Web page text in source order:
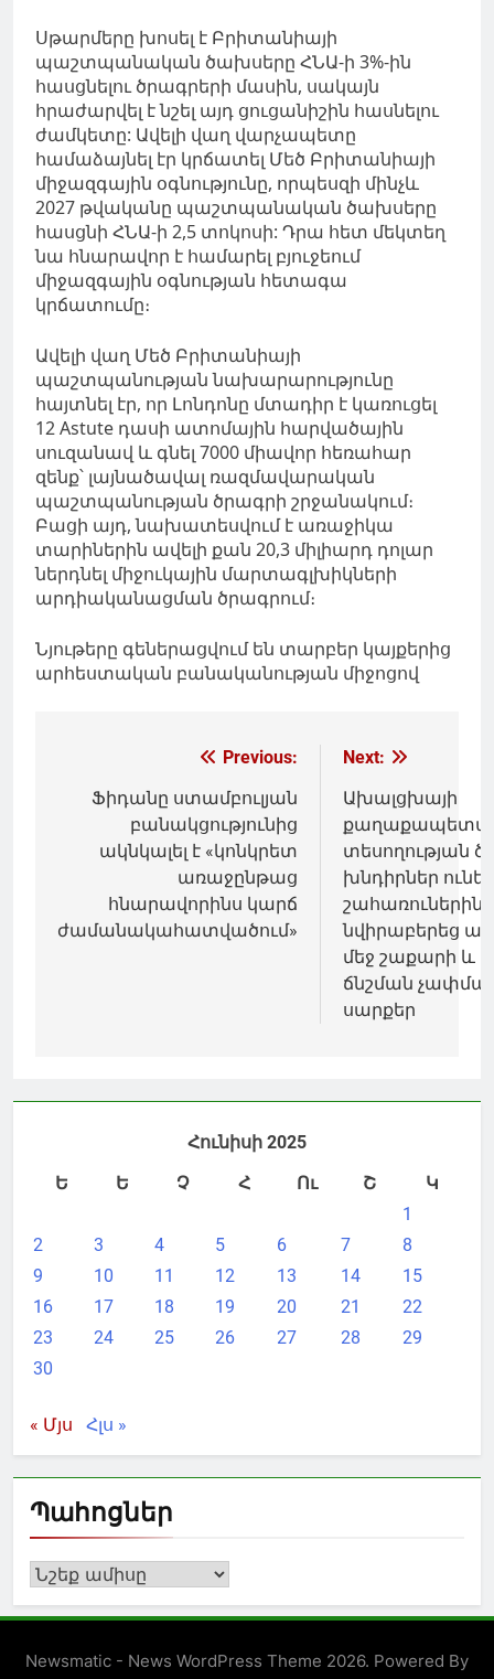
Սթարմերը խոսել է Բրիտանիայի
պաշտպանական ծախսերը ՀՆԱ-ի 3%-ին
հասցնելու ծրագրերի մասին, սակայն
հրաժարվել է նշել այդ ցուցանիշին հասնելու
ժամկետը: Ավելի վաղ վարչապետը
համաձայնել էր կրճատել Մեծ Բրիտանիայի
միջազգային օգնությունը, որպեսզի մինչև
2027 թվականը պաշտպանական ծախսերը
հասցնի ՀՆԱ-ի 2,5 տոկոսի: Դրա հետ մեկտեղ
նա հնարավոր է համարել բյուջեում
միջազգային օգնության հետագա
կրճատումը։
Ավելի վաղ Մեծ Բրիտանիայի
պաշտպանության նախարարությունը
հայտնել էր, որ Լոնդոնը մտադիր է կառուցել
12 Astute դասի ատոմային հարվածային
սուզանավ և գնել 7000 միավոր հեռահար
զենք՝ լայնածավալ ռազմավարական
պաշտպանության ծրագրի շրջանակում։
Բացի այդ, նախատեսվում է առաջիկա
տարիներին ավելի քան 20,3 միլիարդ դոլար
ներդնել միջուկային մարտագլխիկների
արդիականացման ծրագրում։
Նյութերը գեներացվում են տարբեր կայքերից
արհեստական բանականության միջոցով
Գրառումների
նավարկումը
Previous:
Ֆիդանը ստամբուլյան
բանակցությունից
ակնկալել է «կոնկրետ
առաջընթաց
հնարավորինս կարճ
ժամանակահատվածում»
Next:
Ախալցխայի
տեսողության
խնդիրներ
շահառուներին
նվիրաբերեց
մեջ շաքարի և
ճնշման
սարքեր
Հունիսի 2025
Ե
Ե Չ Հ Ու Շ
Կ
1
2
3 4 5 6 7
8
9
10 11 12 13 14
15
16
17 18 19 20 21
22
23
24 25 26 27 28
29
30
« Մյս Հլս »
Պահոցներ
Պահոցներ
Newsmatic - News WordPress Theme 2026. Powered By